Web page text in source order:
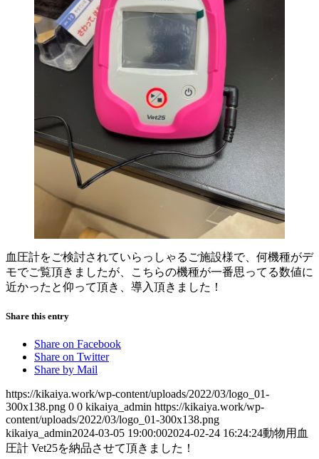
血圧計をご検討されていらっしゃるご施設様で、何機種がデ
モでご覧頂きましたが、こちらの機種が一番思ってる数値に
近かったと仰って頂き、導入頂きました！
Share this entry
Share on Facebook
Share on Twitter
Share by Mail
https://kikaiya.work/wp-content/uploads/2022/03/logo_01-
300x138.png 0 0 kikaiya_admin https://kikaiya.work/wp-
content/uploads/2022/03/logo_01-300x138.png
kikaiya_admin2024-03-05 19:00:002024-02-24 16:24:24動物用血
圧計 Vet25を納品させて頂きました！